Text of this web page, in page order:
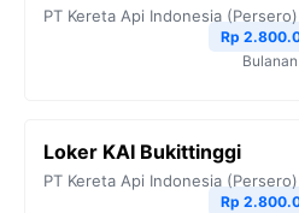
PT Kereta Api Indonesia (Persero)
Rp
Bulanan
Loker KAI Bukittinggi
PT Kereta Api Indonesia (Persero)
Rp